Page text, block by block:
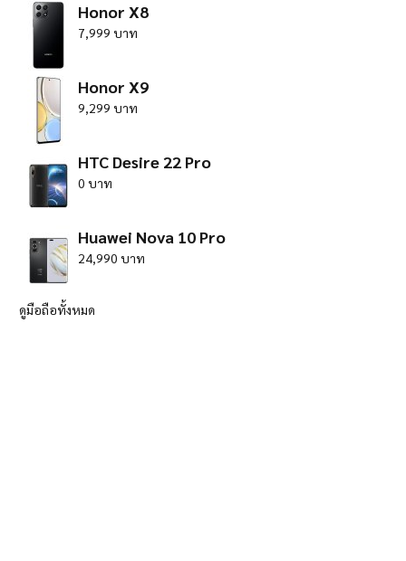
Honor X8
7,999 บาท
Honor X9
9,299 บาท
HTC Desire 22 Pro
0 บาท
Huawei Nova 10 Pro
24,990 บาท
ดูมือถือทั้งหมด